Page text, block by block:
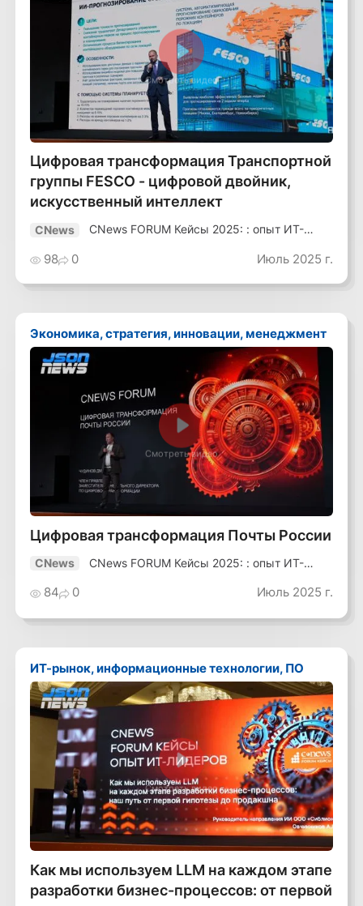
Смотреть видео
Цифровая трансформация Транспортной
группы FESCO - цифровой двойник,
искусственный интеллект
CNews
CNews FORUM Кейсы 2025: : опыт ИТ-
98 0 Июль 2025 г.
Экономика, стратегия, инновации, менеджмент
Смотреть видео
Цифровая трансформация Почты России
CNews
CNews FORUM Кейсы 2025: : опыт ИТ-
84 0 Июль 2025 г.
ИТ-рынок, информационные технологии, ПО
Смотреть видео
Как мы используем LLM на каждом этапе
разработки бизнес-процессов: от первой